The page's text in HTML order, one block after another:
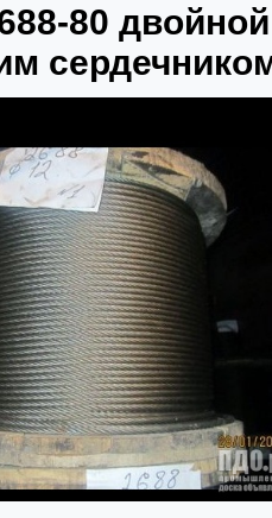
80